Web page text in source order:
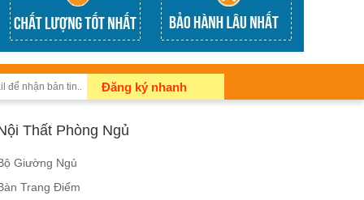
Đăng ký nhanh
Thất Phòng Ngủ
Giường Ngủ
Trang Điểm